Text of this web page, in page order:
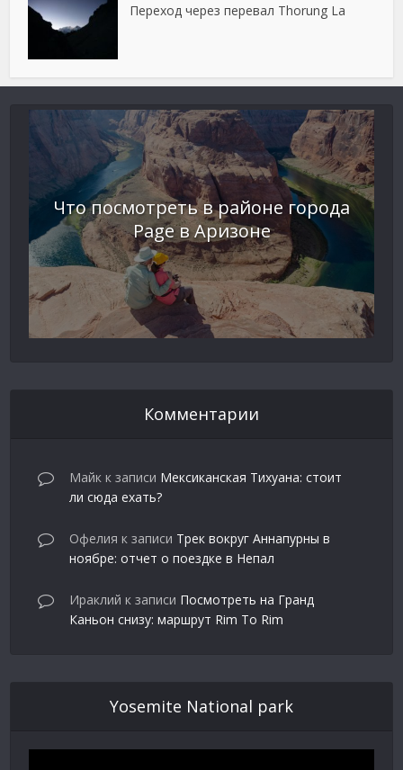
Переход через перевал Thorung La
Что посмотреть в районе города
Page в Аризоне
Комментарии
Майк к записи Мексиканская Тихуана: стоит
ли сюда ехать?
Офелия к записи Трек вокруг Аннапурны в
ноябре: отчет о поездке в Непал
Ираклий к записи Посмотреть на Гранд
Каньон снизу: маршрут Rim To Rim
Yosemite National park